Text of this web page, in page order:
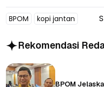
BPOM kopi jantan
Rekomendasi
BPOM